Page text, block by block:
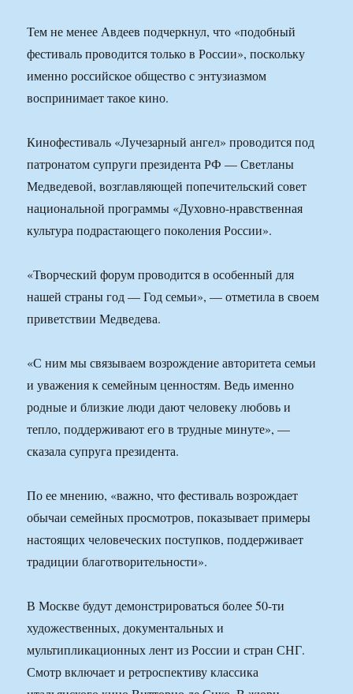
Тем не менее Авдеев подчеркнул, что «подобный
фестиваль проводится только в России», поскольку
именно российское общество с энтузиазмом
воспринимает такое кино.
Кинофестиваль «Лучезарный ангел» проводится под
патронатом супруги президента РФ — Светланы
Медведевой, возглавляющей попечительский совет
национальной программы «Духовно-нравственная
культура подрастающего поколения России».
«Творческий форум проводится в особенный для
нашей страны год — Год семьи», — отметила в своем
приветствии Медведева.
«С ним мы связываем возрождение авторитета семьи
и уважения к семейным ценностям. Ведь именно
родные и близкие люди дают человеку любовь и
тепло, поддерживают его в трудные минуте», —
сказала супруга президента.
По ее мнению, «важно, что фестиваль возрождает
обычаи семейных просмотров, показывает примеры
настоящих человеческих поступков, поддерживает
традиции благотворительности».
В Москве будут демонстрироваться более 50-ти
художественных, документальных и
мультипликационных лент из России и стран СНГ.
Смотр включает и ретроспективу классика